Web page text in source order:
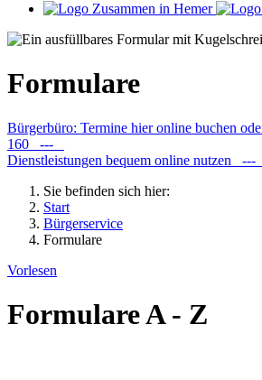
Formulare
Bürgerbüro: Termine hier online buchen
160 ---
Dienstleistungen bequem online nutzen ---
Sie befinden sich hier:
Start
Bürgerservice
Formulare
Vorlesen
Formulare A - Z